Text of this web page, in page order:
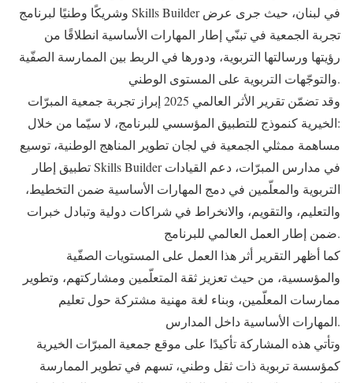
وشريكًا وطنيًا لبرنامج Skills Builder في لبنان، حيث جرى عرض
تجربة الجمعية في تبنّي إطار المهارات الأساسية انطلاقًا من
رؤيتها ورسالتها التربوية، ودورها في الربط بين الممارسة الصفّية
والتوجّهات التربوية على المستوى الوطني.
وقد تضمّن تقرير الأثر العالمي 2025 إبراز تجربة جمعية المبرّات
الخيرية كنموذج للتطبيق المؤسسي للبرنامج، لا سيّما من خلال:
مساهمة ممثلي الجمعية في لجان تطوير المناهج الوطنية، توسيع
تطبيق إطار Skills Builder في مدارس المبرّات، دعم القيادات
التربوية والمعلّمين في دمج المهارات الأساسية ضمن التخطيط،
والتعليم، والتقويم، والانخراط في شراكات دولية وتبادل خبرات
ضمن إطار العمل العالمي للبرنامج.
كما أظهر التقرير أثر هذا العمل على المستويات الصفّية
والمؤسسية، من حيث تعزيز ثقة المتعلّمين ومشاركتهم، وتطوير
ممارسات المعلّمين، وبناء لغة مهنية مشتركة حول تعليم
المهارات الأساسية داخل المدارس.
وتأتي هذه المشاركة تأكيدًا على موقع جمعية المبرّات الخيرية
كمؤسسة تربوية ذات ثقل وطني، تسهم في تطوير الممارسة